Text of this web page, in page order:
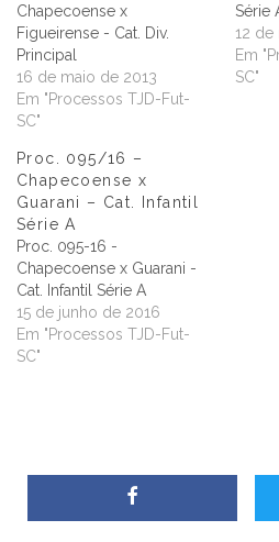
Chapecoense x
Figueirense - Cat. Div.
Principal
16 de maio de 2013
Em "Processos TJD-Fut-
SC"
Série
12 de
Em
SC"
Proc. 095/16 –
Chapecoense x
Guarani – Cat. Infantil
Série A
Proc. 095-16 -
Chapecoense x Guarani -
Cat. Infantil Série A
15 de junho de 2016
Em "Processos TJD-Fut-
SC"